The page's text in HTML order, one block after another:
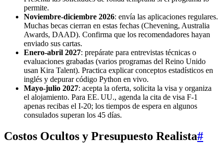
permite.
Noviembre‑diciembre 2026: envía las aplicaciones regulares.
Muchas becas cierran en estas fechas (Chevening, Australia
Awards, DAAD). Confirma que los recomendadores hayan
enviado sus cartas.
Enero‑abril 2027: prepárate para entrevistas técnicas o
evaluaciones grabadas (varios programas del Reino Unido
usan Kira Talent). Practica explicar conceptos estadísticos en
inglés y depurar código Python en vivo.
Mayo‑julio 2027: acepta la oferta, solicita la visa y organiza
el alojamiento. Para EE. UU., agenda la cita de visa F‑1
apenas recibas el I‑20; los tiempos de espera en algunos
consulados superan los 45 días.
Costos Ocultos y Presupuesto Realista#